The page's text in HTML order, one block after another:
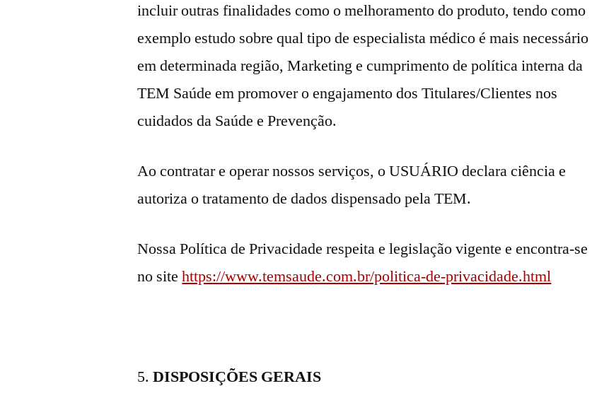
incluir outras finalidades como o melhoramento do produto, tendo como
exemplo estudo sobre qual tipo de especialista médico é mais necessário
em determinada região, Marketing e cumprimento de política interna da
TEM Saúde em promover o engajamento dos Titulares/Clientes nos
cuidados da Saúde e Prevenção.
Ao contratar e operar nossos serviços, o USUÁRIO declara ciência e
autoriza o tratamento de dados dispensado pela TEM.
Nossa Política de Privacidade respeita e legislação vigente e encontra-se
no sitehttps://www.temsaude.com.br/politica-de-privacidade.html
DISPOSIÇÕES GERAIS